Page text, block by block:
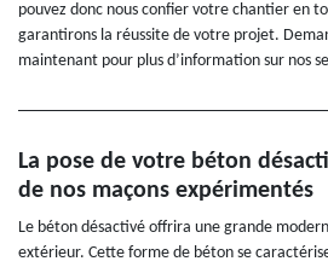
pouvez donc nous confier votre chantier en
garantirons la réussite de votre projet.
maintenant pour plus d’information sur nos
La pose de votre béton
de nos maçons expérimentés
Le béton désactivé offrira une grande
extérieur. Cette forme de béton se